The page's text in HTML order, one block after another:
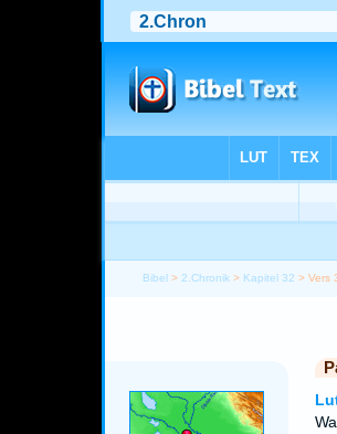
Bibel > 2.Chronik > Kapitel 32 > Vers